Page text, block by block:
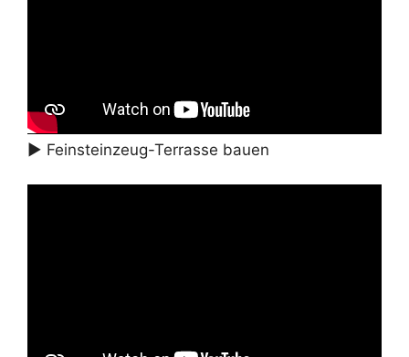
► Feinsteinzeug-Terrasse bauen